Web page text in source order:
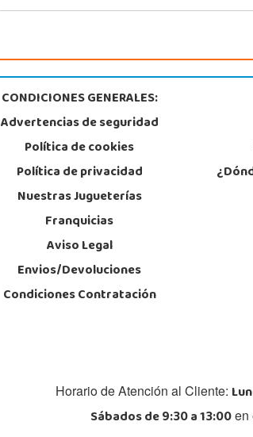
CONDICIONES GENERALES:
Advertencias de seguridad
Política de cookies
Política de privacidad
Nuestras Jugueterías
Franquicias
Aviso Legal
Envios/Devoluciones
Condiciones Contratación
Horario de Atención al Cliente:
Sábados de 9:30 a 13:00en